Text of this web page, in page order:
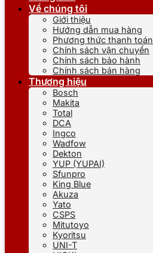
Về chúng tôi
Giới thiệu
Hướng dẫn mua hàng
Phương thức thanh toán
Chính sách vận chuyển
Chính sách bảo hành
Chính sách bán hàng
Thương hiệu
Bosch
Makita
Total
DCA
Ingco
Wadfow
Dekton
YUP (YUPAI)
Sfunpro
King Blue
Akuza
Yato
CSPS
Mitutoyo
Kyoritsu
UNI-T